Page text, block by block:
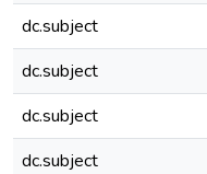
dc.subject
dc.subject
dc.subject
dc.subject